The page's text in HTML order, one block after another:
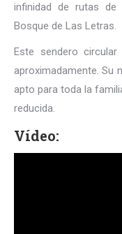
infinidad de rutas
Bosque de Las Letras.
Este sendero
aproximadamente. Su
apto para toda la
reducida.
Vídeo: